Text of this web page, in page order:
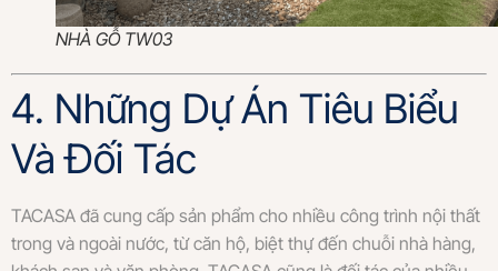
NHÀ GỖ TW03
4. Những Dự Án Tiêu Biểu
Và Đối Tác
TACASA đã cung cấp sản phẩm cho nhiều công trình nội thất
trong và ngoài nước, từ căn hộ, biệt thự đến chuỗi nhà hàng,